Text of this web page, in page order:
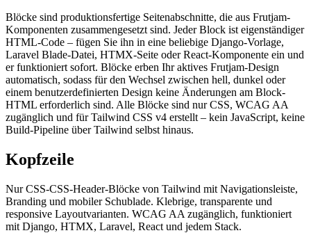
Blöcke sind produktionsfertige Seitenabschnitte, die aus Frutjam-
Komponenten zusammengesetzt sind. Jeder Block ist eigenständiger
HTML-Code – fügen Sie ihn in eine beliebige Django-Vorlage,
Laravel Blade-Datei, HTMX-Seite oder React-Komponente ein und
er funktioniert sofort. Blöcke erben Ihr aktives Frutjam-Design
automatisch, sodass für den Wechsel zwischen hell, dunkel oder
einem benutzerdefinierten Design keine Änderungen am Block-
HTML erforderlich sind. Alle Blöcke sind nur CSS, WCAG AA
zugänglich und für Tailwind CSS v4 erstellt – kein JavaScript, keine
Build-Pipeline über Tailwind selbst hinaus.
Kopfzeile
Nur CSS-CSS-Header-Blöcke von Tailwind mit Navigationsleiste,
Branding und mobiler Schublade. Klebrige, transparente und
responsive Layoutvarianten. WCAG AA zugänglich, funktioniert
mit Django, HTMX, Laravel, React und jedem Stack.